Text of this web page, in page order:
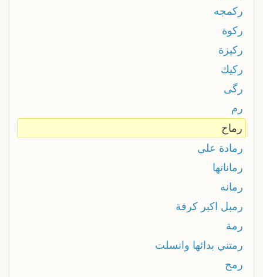
ركمجه
ركوة
ركيزة
ركيك
رگی
رم
رماح
رمادة على
رماناتها
رمانه
رمبل اكبر كرفة
رمة
رمتني بدائها وانسلت
رمح